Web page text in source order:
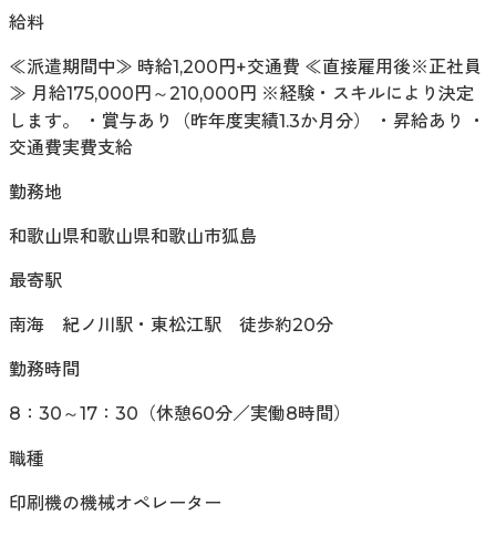
給料
≪派遣期間中≫ 時給1,200円+交通費 ≪直接雇用後※正社員
≫ 月給175,000円～210,000円 ※経験・スキルにより決定
します。 ・賞与あり（昨年度実績1.3か月分） ・昇給あり ・
交通費実費支給
勤務地
和歌山県和歌山県和歌山市狐島
最寄駅
南海 紀ノ川駅・東松江駅 徒歩約20分
勤務時間
8：30～17：30（休憩60分／実働8時間）
職種
印刷機の機械オペレーター